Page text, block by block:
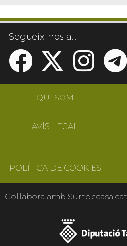
Segueix-nos a...
QUI SOM
AVÍS LEGAL
POLÍTICA DE COOKIES
Col·labora amb Surtdecasa.cat